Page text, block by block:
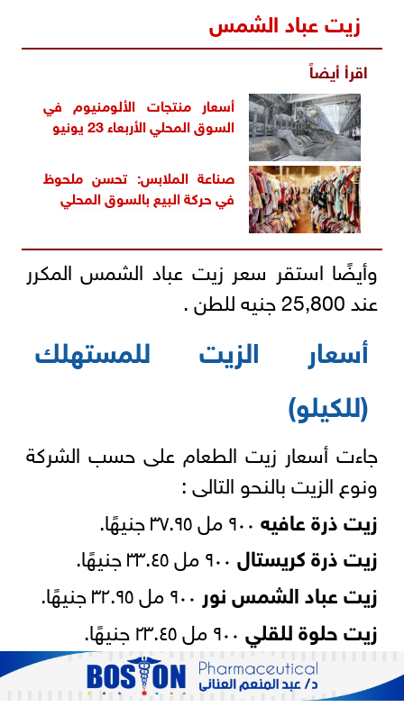
زيت عباد الشمس
اقرأ أيضاً
أسعار منتجات الألومنيوم في
السوق المحلي الأربعاء 23 يونيو
صناعة الملابس: تحسن ملحوظ
في حركة البيع بالسوق المحلي
وأيضًا استقر سعر زيت عباد الشمس المكرر
عند 25,800 جنيه للطن .
أسعار الزيت للمستهلك
(للكيلو)
جاءت أسعار زيت الطعام على حسب الشركة
ونوع الزيت بالنحو التالى :
زيت ذرة عافيه٩٠٠ مل ٣٧.٩٥ جنيهًا.
زيت ذرة كريستال٩٠٠ مل ٣٣.٤٥ جنيهًا.
زيت عباد الشمس نور
زيت حلوة للقلي٩٠٠ مل ٢٣.٤٥ جنيهًا.